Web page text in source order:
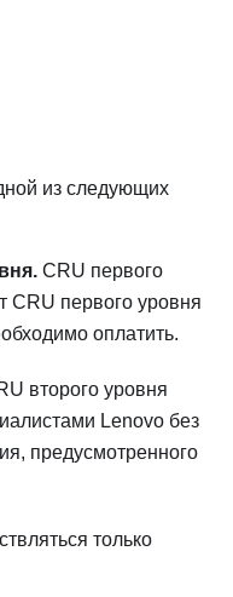
из следующих
CRU первого
CRU первого уровня
оплатить.
второго уровня
Lenovo без
предусмотренного
только